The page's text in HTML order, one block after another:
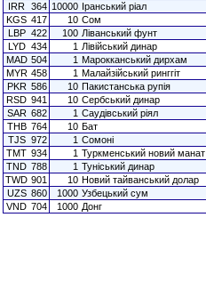
IRR 364 10000 Іранський ріал
KGS 417 10 Сом
LBP 422 100 Ліванський фунт
LYD 434 1 Лівійський динар
MAD 504 1 Марокканський дирхам
MYR 458 1 Малайзійський ринггіт
PKR 586 10 Пакистанська рупія
RSD 941 10 Сербський динар
SAR 682 1 Саудівський ріял
THB 764 10 Бат
TJS 972 1 Сомоні
TMT 934 1 Туркменський новий манат
TND 788 1 Туніський динар
TWD 901 10 Новий тайванський долар
UZS 860 1000 Узбецький сум
VND 704 1000 Донг